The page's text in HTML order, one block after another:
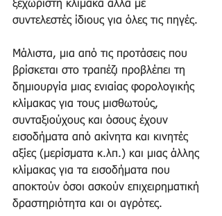
ξεχωριστή κλίμακα αλλά με
συντελεστές ίδιους για όλες τις πηγές.
Μάλιστα, μια από τις προτάσεις που
βρίσκεται στο τραπέζι προβλέπει τη
δημιουργία μιας ενιαίας φορολογικής
κλίμακας για τους μισθωτούς,
συνταξιούχους και όσους έχουν
εισοδήματα από ακίνητα και κινητές
αξίες (μερίσματα κ.λπ.) και μιας άλλης
κλίμακας για τα εισοδήματα που
αποκτούν όσοι ασκούν επιχειρηματική
δραστηριότητα και οι αγρότες.